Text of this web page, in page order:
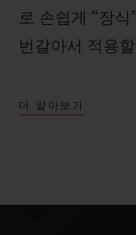
로 손쉽게 “장
번갈아서 적용
더 알아보기